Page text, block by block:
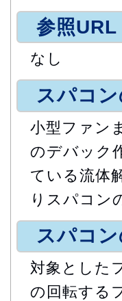
参照URL
なし
スパコ
小型ファン
のデバック
ている流体
りスパコン
スパコ
対象とした
の回転する